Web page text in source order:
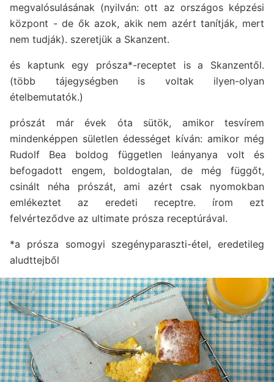
megvalósulásának (nyilván: ott az országos képzési
központ - de ők azok, akik nem azért tanítják, mert
nem tudják). szeretjük a Skanzent.
és kaptunk egy prósza*-receptet is a Skanzentől.
(több tájegységben is voltak ilyen-olyan
ételbemutatók.)
prószát már évek óta sütök, amikor tesvírem
mindenképpen sületlen édességet kíván: amikor még
Rudolf Bea boldog független leányanya volt és
befogadott engem, boldogtalan, de még függőt,
csinált néha prószát, ami azért csak nyomokban
emlékeztet az eredeti receptre. írom ezt
felvérteződve az ultimate prósza receptúrával.
*a prósza somogyi szegényparaszti-étel, eredetileg
aludttejből